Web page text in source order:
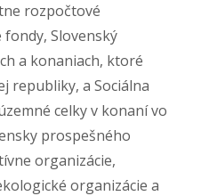
rozpočtové
Slovenský
a konaniach, ktoré
republiky, a Sociálna
celky v konaní vo
prospešného
organizácie,
organizácie a